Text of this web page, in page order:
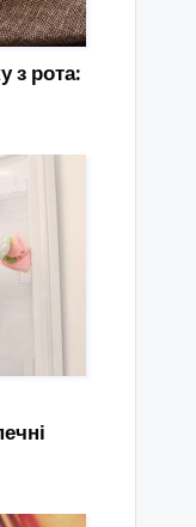
з рота: